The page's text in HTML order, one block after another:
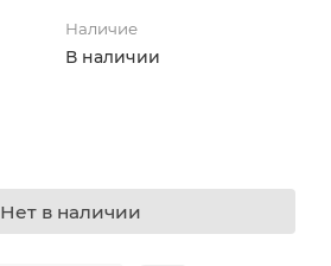
Наличие
В наличии
Нет в наличии